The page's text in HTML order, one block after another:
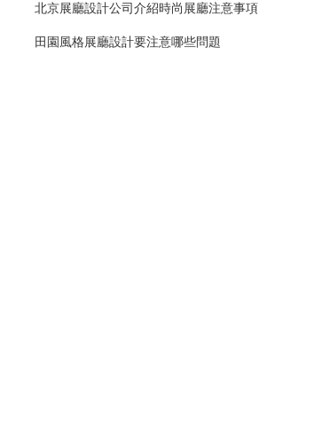
北京展廳設計公司介紹時尚展廳注意事項
田園風格展廳設計要注意哪些問題